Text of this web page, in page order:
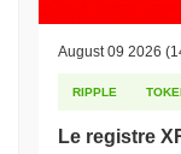
August 09 2026
RIPPLE
Le registre